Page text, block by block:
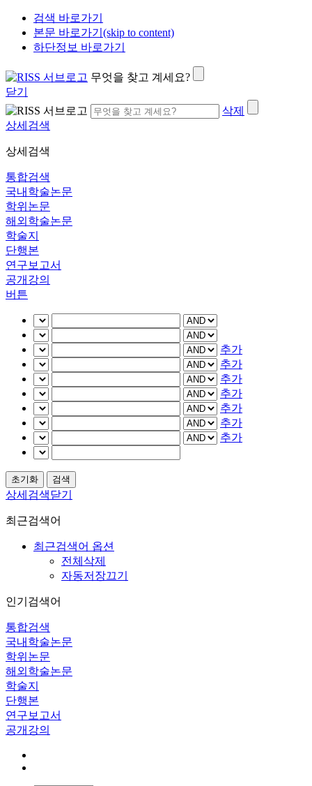
검색 바로가기
본문 바로가기(skip to content)
하단정보 바로가기
무엇을 찾고 계세요?
닫기
삭제
상세검색
상세검색
통합검색
국내학술논문
학위논문
해외학술논문
학술지
단행본
연구보고서
공개강의
버튼
추가
추가
추가
추가
추가
추가
추가
상세검색닫기
최근검색어
최근검색어 옵션
전체삭제
자동저장끄기
인기검색어
통합검색
국내학술논문
학위논문
해외학술논문
학술지
단행본
연구보고서
공개강의